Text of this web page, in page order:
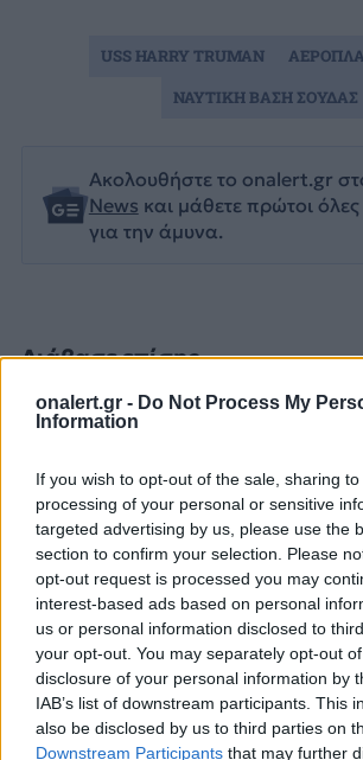
onalert.gr - Do Not Process My
Information
If you wish to opt-out of the sale, sharing
processing of your personal or sensitive
targeted advertising by us, please use the
section to confirm your selection. Please
opt-out request is processed you may
interest-based ads based on personal
us or personal information disclosed to
your opt-out. You may separately opt-out
disclosure of your personal information by
IAB’s list of downstream participants. This
also be disclosed by us to third parties on
Downstream Participants that may further
Διάβασε επίσης
Τουρκία: «Δεν στοχεύει
κάποια συγκεκριμένη
χώρα η αμυντική
συμφωνία με Πακιστάν
και Σαουδική Αραβία»
Ακολουθήστε το onalert.gr
News και μάθετε πρώτοι όλες
για την άμυνα.
USS HARRY TRUMAN
ΝΑΥΤΙΚΗ ΒΑΣΗ ΣΟΥΔΑΣ